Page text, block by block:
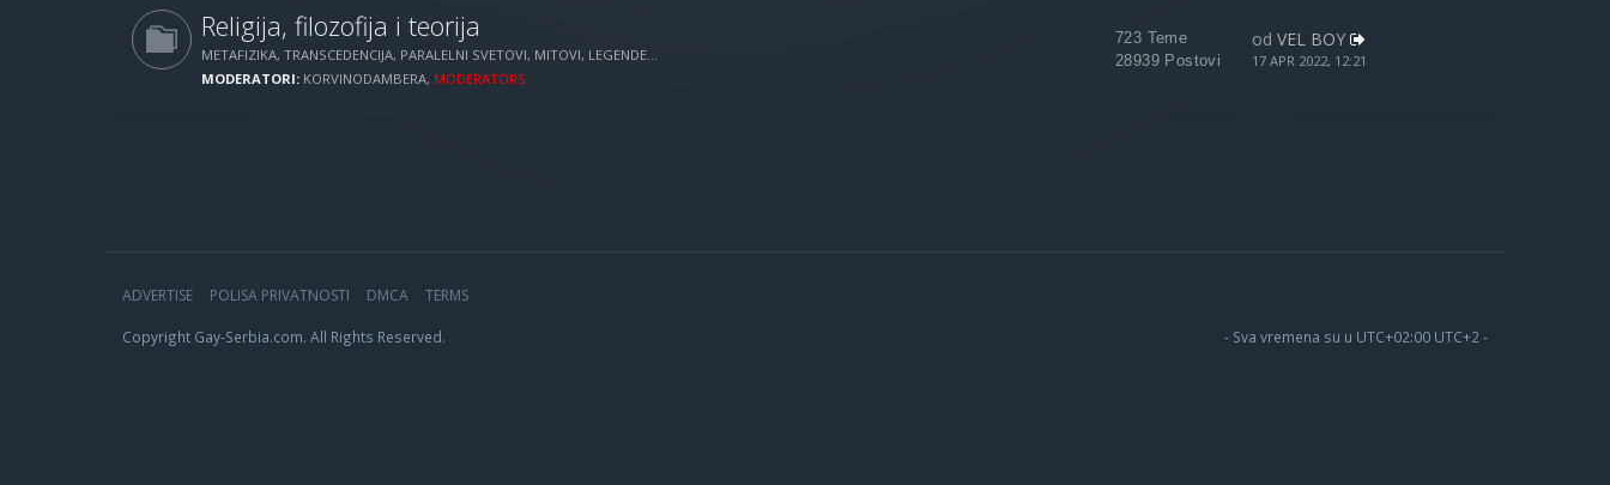
Religija, filozofija i teorija
METAFIZIKA, TRANSCEDENCIJA, PARALELNI SVETOVI, MITOVI, LEGENDE...
MODERATORI: KORVINODAMBERA, MODERATORS
723 Teme
28939 Postovi
od VEL BOY
17 APR 2022, 12:21
ADVERTISE POLISA PRIVATNOSTI DMCA TERMS
Copyright Gay-Serbia.com. All Rights Reserved. - Sva vremena su u UTC+02:00 UTC+2 -